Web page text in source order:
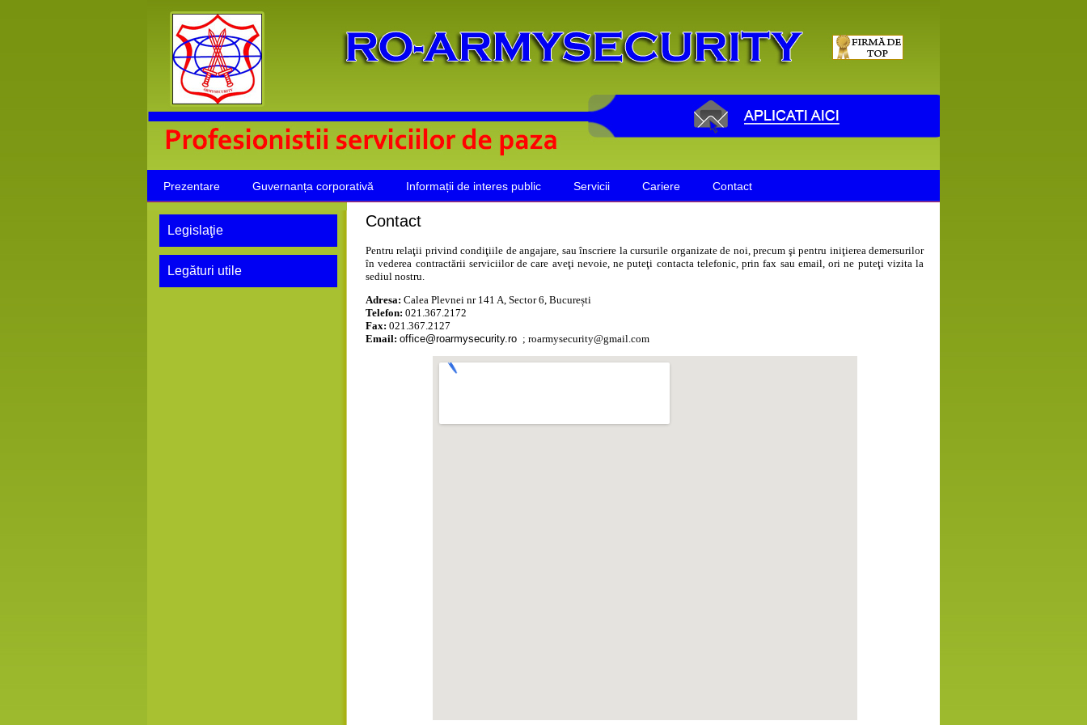
Prezentare Guvernanța corporativă Informații de interes public Servicii Cariere Contact
Legislaţie
Legături utile
Contact
Pentru relaţii privind condiţiile de angajare, sau înscriere la cursurile organizate de noi, precum şi pentru iniţierea demersurilor
în vederea contractării serviciilor de care aveţi nevoie, ne puteţi contacta telefonic, prin fax sau email, ori ne puteţi vizita la
sediul nostru.
Adresa: Calea Plevnei nr 141 A, Sector 6, București
Telefon: 021.367.2172
Fax: 021.367.2127
Email: office@roarmysecurity.ro ; roarmysecurity@gmail.com